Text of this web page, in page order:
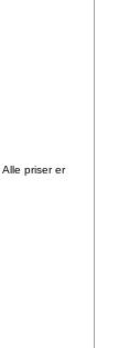
priser er